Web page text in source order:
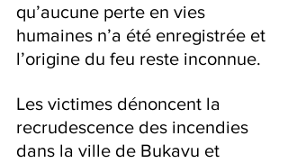
qu’aucune perte en vies
humaines n’a été enregistrée et
l’origine du feu reste inconnue.
Les victimes dénoncent la
recrudescence des incendies
dans la ville de Bukavu et